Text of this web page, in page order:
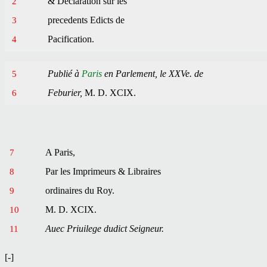
3 precedents Edicts de
4 Pacification.
5 Publié à Paris en Parlement, le XXVe. de
6 Feburier, M. D. XCIX.
7 A Paris,
8 Par les Imprimeurs & Libraires
9 ordinaires du Roy.
10 M. D. XCIX.
11 Auec Priuilege dudict Seigneur.
[-]